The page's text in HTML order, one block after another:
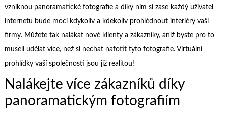
vzniknou panoramatické fotografie a díky nim si zase každý uživatel
internetu bude moci kdykoliv a kdekoliv prohlédnout interiéry vaší
firmy. Můžete tak nalákat nové klienty a zákazníky, aniž byste pro to
museli udělat více, než si nechat nafotit tyto fotografie. Virtuální
prohlídkyvaší společnosti jsou již realitou!
Nalákejte více zákazníků díky
panoramatickým fotografiím